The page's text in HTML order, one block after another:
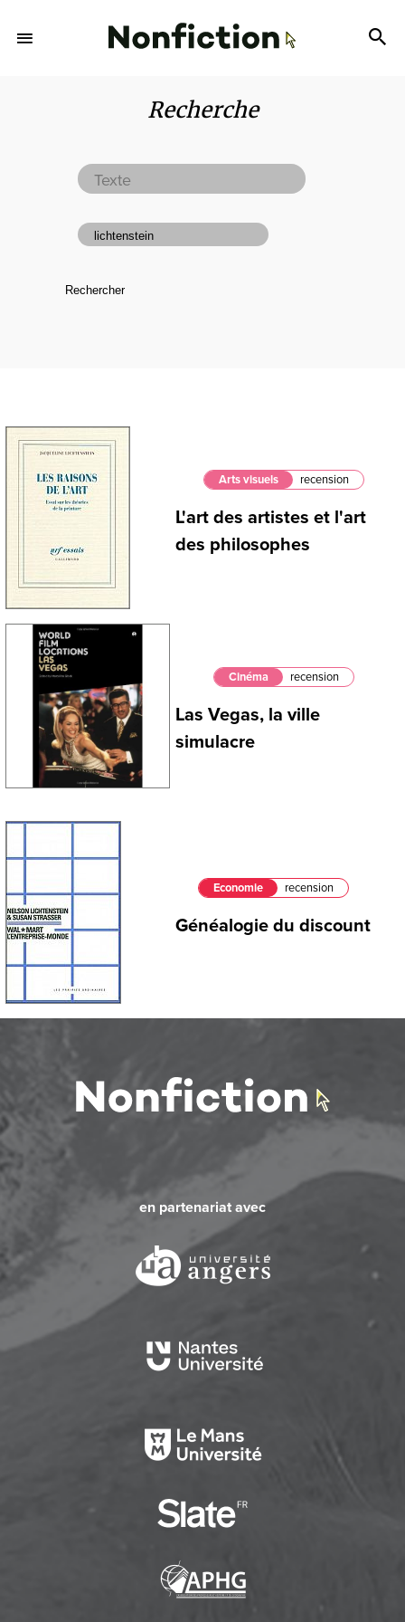
Recherche
Arts visuels recension
L'art des artistes et l'art
des philosophes
Cinéma recension
Las Vegas, la ville
simulacre
Economie recension
Généalogie du discount
en partenariat avec